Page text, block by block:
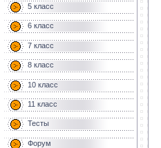
5 класс
6 класс
7 класс
8 класс
10 класс
11 класс
Тесты
Форум